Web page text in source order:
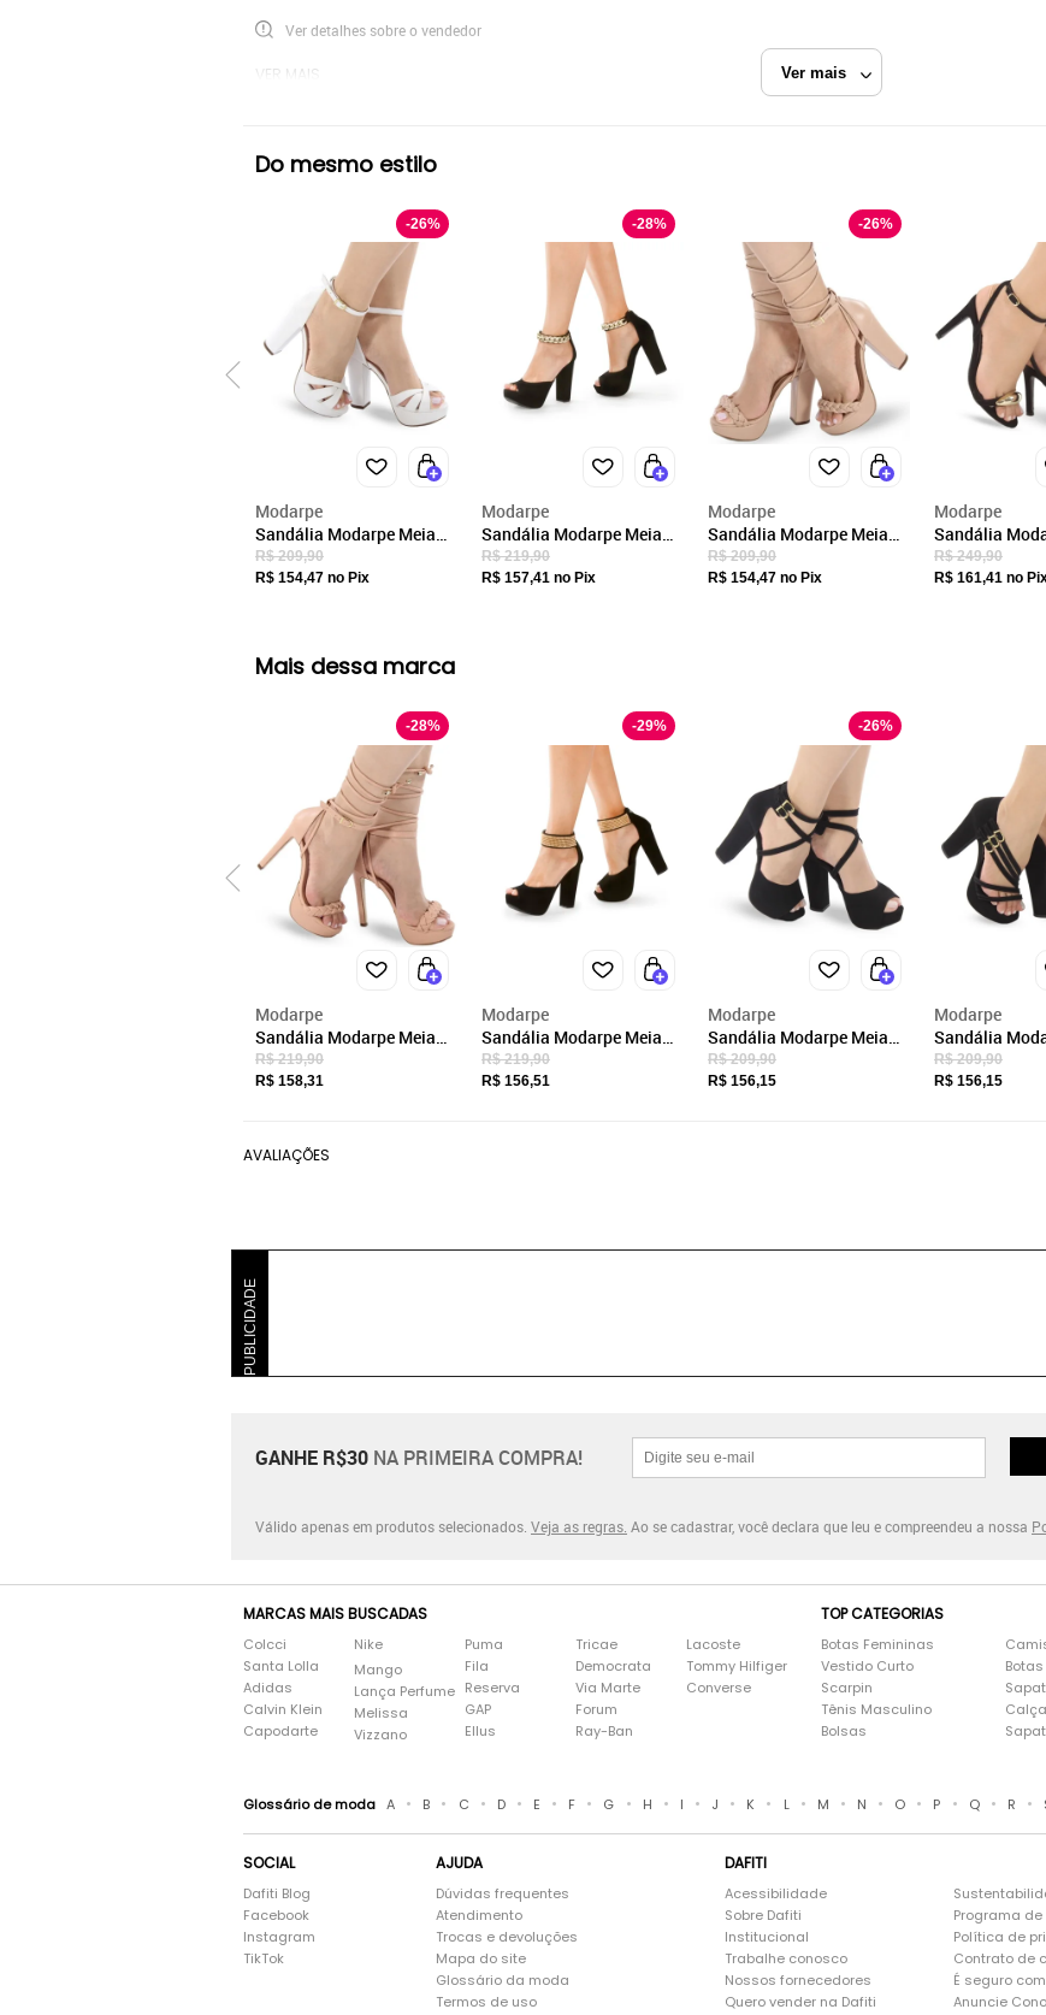
Fechar
Modarpe
Razão Social
R & E RODRIGUES COMERCIO DE ARTIGOS
VESTUARIO LTDA
41.270.533/0001-70
Sinésio Paes de Barros, 740
Jaú, SP/SP
Ver mais
Ver detalhes sobre o vendedor
VER MAIS
Do mesmo estilo
-26%
Modarpe
Sandália Modarpe Meia
Pata Salto Alto Grosso
Branco M45
R$ 209,90
R$ 154,47 no Pix
-28%
Modarpe
Sandália Modarpe Meia
Pata Salto Alto Grosso
Preto M60
R$ 219,90
R$ 157,41 no Pix
-26%
Modarpe
Sandália Modarpe Meia
Pata Salto Grosso Traça
Nude M14
R$ 209,90
R$ 154,47 no Pix
Modarpe
Sandália
Fino Alto Tiras
Preto F29
R$ 249,90
R$ 161,41 no
Mais dessa marca
-28%
Modarpe
Sandália Modarpe Meia
Pata Salto Alto Nude M12
R$ 219,90
R$ 158,31
-29%
Modarpe
Sandália Modarpe Meia
Pata Salto Alto Preto M59
R$ 219,90
R$ 156,51
-26%
Modarpe
Sandália Modarpe Meia
Pata Salto Alto Preto M11
R$ 209,90
R$ 156,15
Modarpe
Sandália
Pata Salto
R$ 209,90
R$ 156,15
AVALIAÇÕES
PUBLICIDADE
GANHE R$30 NA PRIMEIRA COMPRA!
Válido apenas em produtos selecionados. Veja as regras. Ao se cadastrar, você declara que leu e compreendeu a nossa
MARCAS MAIS BUSCADAS
Colcci
Santa Lolla
Adidas
Calvin Klein
Capodarte
Nike
Mango
Lança Perfume
Melissa
Vizzano
Puma
Fila
Reserva
GAP
Ellus
Tricae
Democrata
Via Marte
Forum
Ray-Ban
Lacoste
Tommy Hilfiger
Converse
TOP CATEGORIAS
Botas Femininas
Vestido Curto
Scarpin
Tênis Masculino
Bolsas
Glossário de moda A • B • C • D • E • F • G • H • I • J • K • L • M • N • O • P • Q • R •
SOCIAL
Dafiti Blog
Facebook
Instagram
TikTok
AJUDA
Dúvidas frequentes
Atendimento
Trocas e devoluções
Mapa do site
Glossário da moda
Termos de uso
DAFITI
Acessibilidade
Sobre Dafiti
Institucional
Trabalhe conosco
Nossos fornecedores
Quero vender na Dafiti
Programa
Política de
Contrato de
É seguro
Anuncie